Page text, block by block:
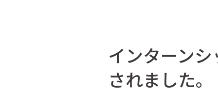
インターン
されました。